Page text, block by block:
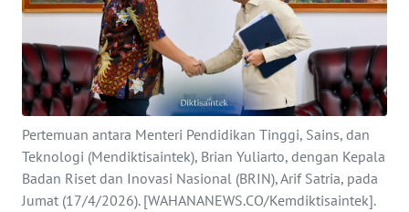
Pertemuan antara Menteri Pendidikan Tinggi, Sains, dan
Teknologi (Mendiktisaintek), Brian Yuliarto, dengan Kepala
Badan Riset dan Inovasi Nasional (BRIN), Arif Satria, pada
Jumat (17/4/2026). [WAHANANEWS.CO/Kemdiktisaintek].
INTERNASIONAL
SERBA-SERBI
PENDIDIKAN
OLAHRAGA